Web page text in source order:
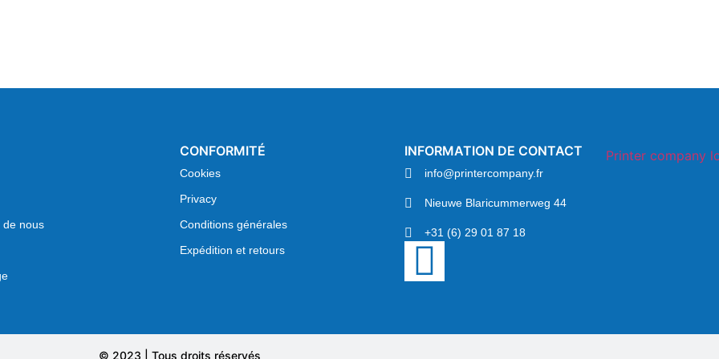
de nous
CONFORMITÉ
Cookies
Privacy
Conditions générales
Expédition et retours
INFORMATION DE CONTACT
info@printercompany.fr
Nieuwe Blaricummerweg 44
+31 (6) 29 01 87 18
© 2023 | Tous droits réservés